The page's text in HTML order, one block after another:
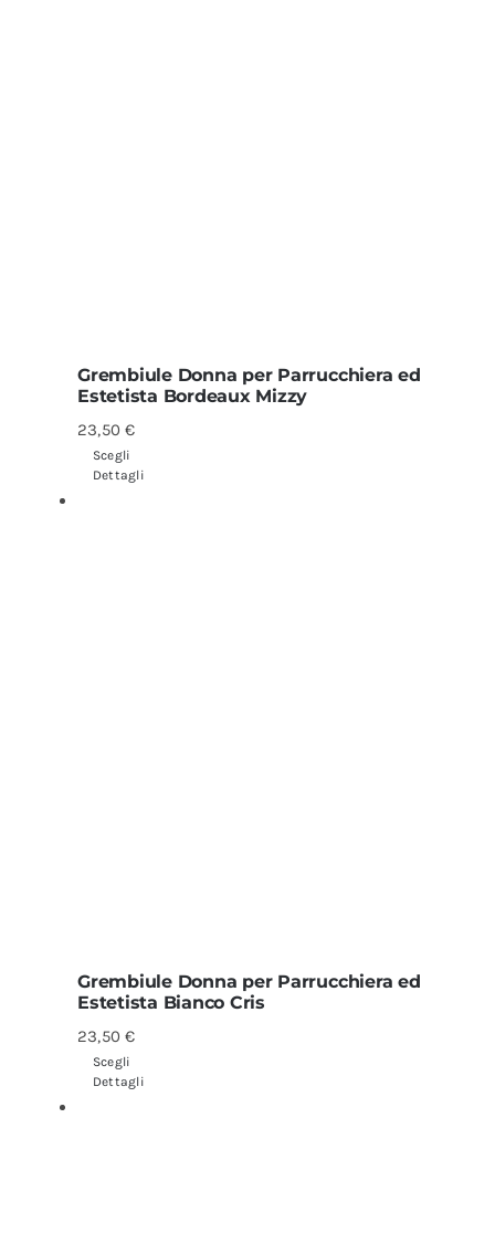
Grembiule Donna per Parrucchiera ed
Estetista Bordeaux Mizzy
23,50€
Scegli
Dettagli
Grembiule Donna per Parrucchiera ed
Estetista Bianco Cris
23,50€
Scegli
Dettagli